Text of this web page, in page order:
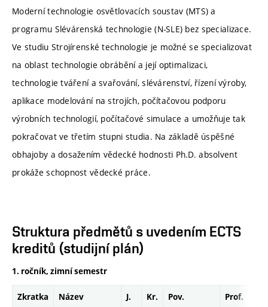
Moderní technologie osvětlovacích soustav (MTS) a
programu Slévárenská technologie (N-SLE) bez specializace.
Ve studiu Strojírenské technologie je možné se specializovat
na oblast technologie obrábění a její optimalizaci,
technologie tváření a svařování, slévárenství, řízení výroby,
aplikace modelování na strojích, počítačovou podporu
výrobních technologií, počítačové simulace a umožňuje tak
pokračovat ve třetím stupni studia. Na základě úspěšné
obhajoby a dosažením vědecké hodnosti Ph.D. absolvent
prokáže schopnost vědecké práce.
Struktura předmětů s uvedením ECTS
kreditů (studijní plán)
1. ročník, zimní semestr
Zkratka Název J. Kr. Pov. Prof.